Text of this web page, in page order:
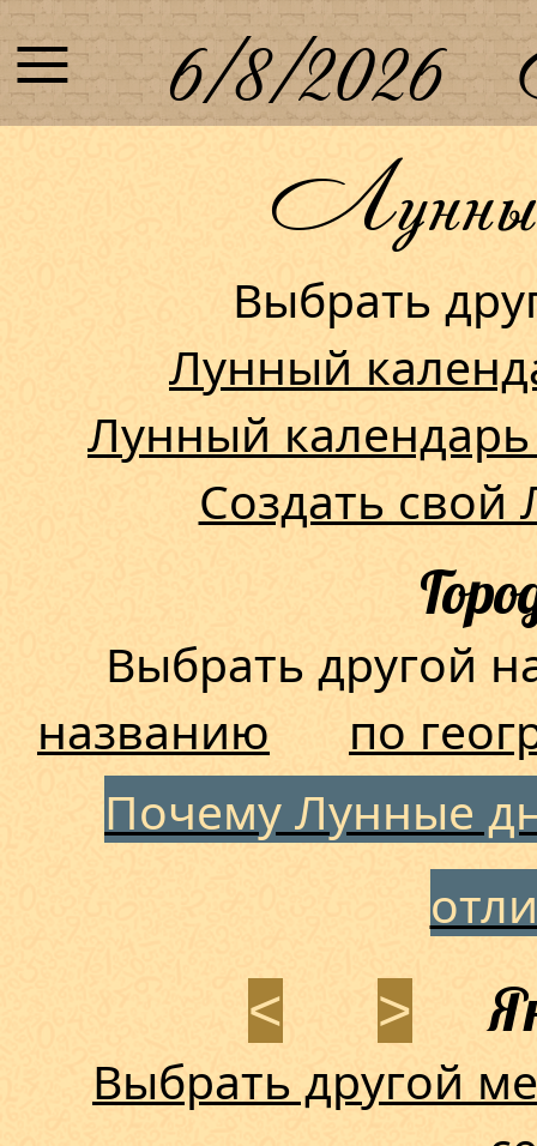
≡ 6/8/2026
Лунный
Выбрать
Лунный
Лунный
Создать
Выбрать другой
названию
по
Почему Лунные
< >
Выбрать другой